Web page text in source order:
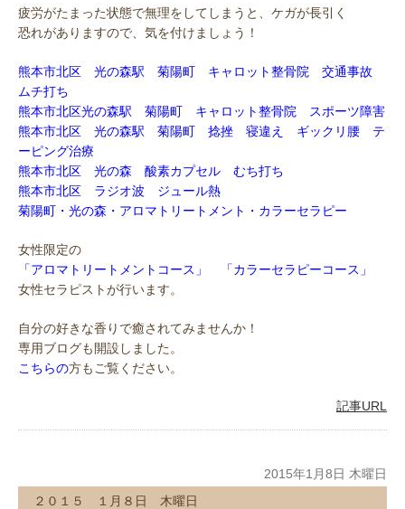
疲労がたまった状態で無理をしてしまうと、ケガが長引く
恐れがありますので、気を付けましょう！
熊本市北区 光の森駅 菊陽町 キャロット整骨院 交通事故
ムチ打ち
熊本市北区光の森駅 菊陽町 キャロット整骨院 スポーツ障害
熊本市北区 光の森駅 菊陽町 捻挫 寝違え ギックリ腰 テ
ーピング治療
熊本市北区 光の森 酸素カプセル むち打ち
熊本市北区 ラジオ波 ジュール熱
菊陽町・光の森・アロマトリートメント・カラーセラピー
女性限定の
「アロマトリートメントコース」 「カラーセラピーコース」
女性セラピストが行います。
自分の好きな香りで癒されてみませんか！
専用ブログも開設しました。
こちらの方もご覧ください。
記事URL
2015年1月8日 木曜日
２０１５ １月８日 木曜日